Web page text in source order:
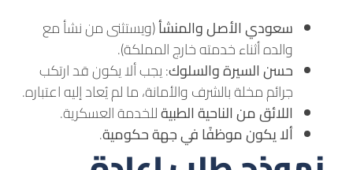
سعودي الأصل والمنشأ(ويستثنى من نشأ مع
والده أثناء خدمته خارج المملكة).
حسن السيرة والسلوك: يجب ألا يكون قد ارتكب
جرائم مخلة بالشرف والأمانة، ما لم يُعاد إليه اعتباره.
اللائق من الناحية الطبيةللخدمة العسكرية.
ألا يكون موظفًا في جهة حكومية.